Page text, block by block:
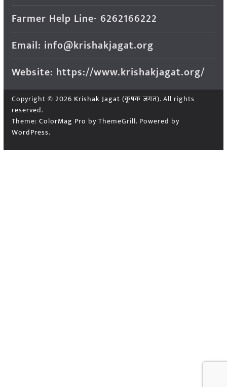
Farmer Help Line- 6262166222
Email: info@krishakjagat.org
Website: https://www.krishakjagat.org/
Copyright © 2026 Krishak Jagat (कृषक जगत). All rights
reserved.
Theme: ColorMag Pro by ThemeGrill. Powered by
WordPress.